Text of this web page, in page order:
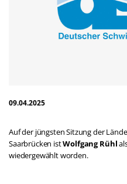
09.04.2025
Auf der jüngsten Sitzung der
Saarbrücken istWolfgang Rühl
wiedergewählt worden.